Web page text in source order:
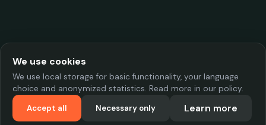
We use cookies
We use local storage for basic functionality, your language
choice and anonymized statistics. Read more in our policy.
Accept all
Necessary only Learn more